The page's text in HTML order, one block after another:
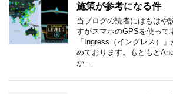
施策が参考になる件
当ブログの読者にはもはや
すがスマホのGPSを使って
「Ingress（イングレス）
めております。もともと
か …